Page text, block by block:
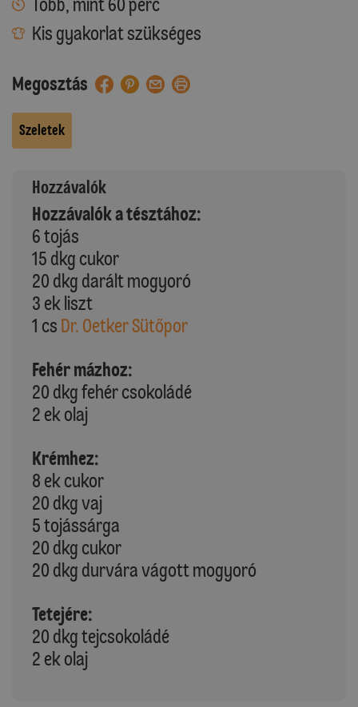
Kis gyakorlat szükséges
Megosztás
Szeletek
Hozzávalók
Hozzávalók a tésztához:
6 tojás
15 dkg cukor
20 dkg darált mogyoró
3 ek liszt
1 cs Dr. Oetker Sütőpor
Fehér mázhoz:
20 dkg fehér csokoládé
2 ek olaj
Krémhez:
8 ek cukor
20 dkg vaj
5 tojássárga
20 dkg cukor
20 dkg durvára vágott mogyoró
Tetejére:
20 dkg tejcsokoládé
2 ek olaj